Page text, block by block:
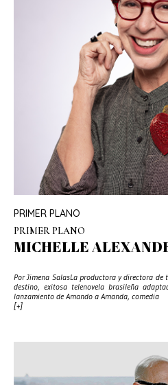
PRIMER PLANO
PRIMER PLANO
MICHELLE
Por Jimena SalasLa productora y directora de
destino, exitosa telenovela brasileña
lanzamiento de Amando a Amanda, comedia
[+]